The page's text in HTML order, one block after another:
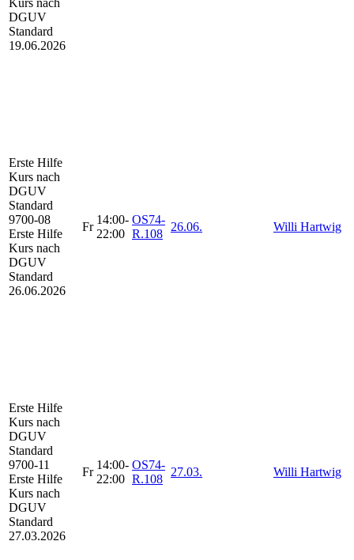
DGUV
Standard
19.06.2026
Erste Hilfe
Kurs nach
DGUV
Standard
9700-08
Erste Hilfe
Kurs nach
DGUV
Standard
26.06.2026
Fr
14:00-
22:00
OS74-
R.108
26.06. Willi Hartwig
Erste Hilfe
Kurs nach
DGUV
Standard
9700-11
Erste Hilfe
Kurs nach
DGUV
Standard
27.03.2026
Fr
14:00-
22:00
OS74-
R.108
27.03. Willi Hartwig